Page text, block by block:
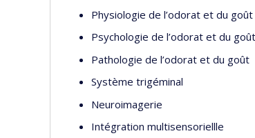
Physiologie de l’odorat et du goût
Psychologie de l’odorat et du goût
Pathologie de l’odorat et du goût
Système trigéminal
Neuroimagerie
Intégration multisensoriellle